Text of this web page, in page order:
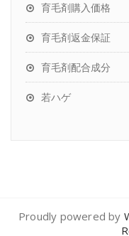
育毛剤購入価格
育毛剤返金保証
育毛剤配合成分
若ハゲ
Proudly powered by